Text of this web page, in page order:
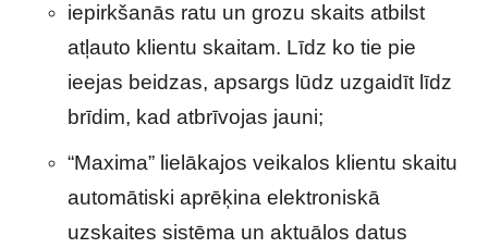
iepirkšanās ratu un grozu skaits atbilst
atļauto klientu skaitam. Līdz ko tie pie
ieejas beidzas, apsargs lūdz uzgaidīt līdz
brīdim, kad atbrīvojas jauni;
“Maxima” lielākajos veikalos klientu skaitu
automātiski aprēķina elektroniskā
uzskaites sistēma un aktuālos datus